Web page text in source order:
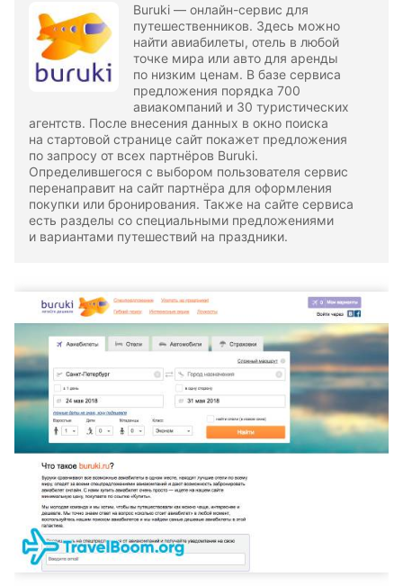
Buruki — онлайн-сервис для
путешественников. Здесь можно
найти авиабилеты, отель в любой
точке мира или авто для аренды
по низким ценам. В базе сервиса
предложения порядка 700
авиакомпаний и 30 туристических
агентств. После внесения данных в окно поиска
на стартовой странице сайт покажет предложения
по запросу от всех партнёров Buruki.
Определившегося с выбором пользователя сервис
перенаправит на сайт партнёра для оформления
покупки или бронирования. Также на сайте сервиса
есть разделы со специальными предложениями
и вариантами путешествий на праздники.